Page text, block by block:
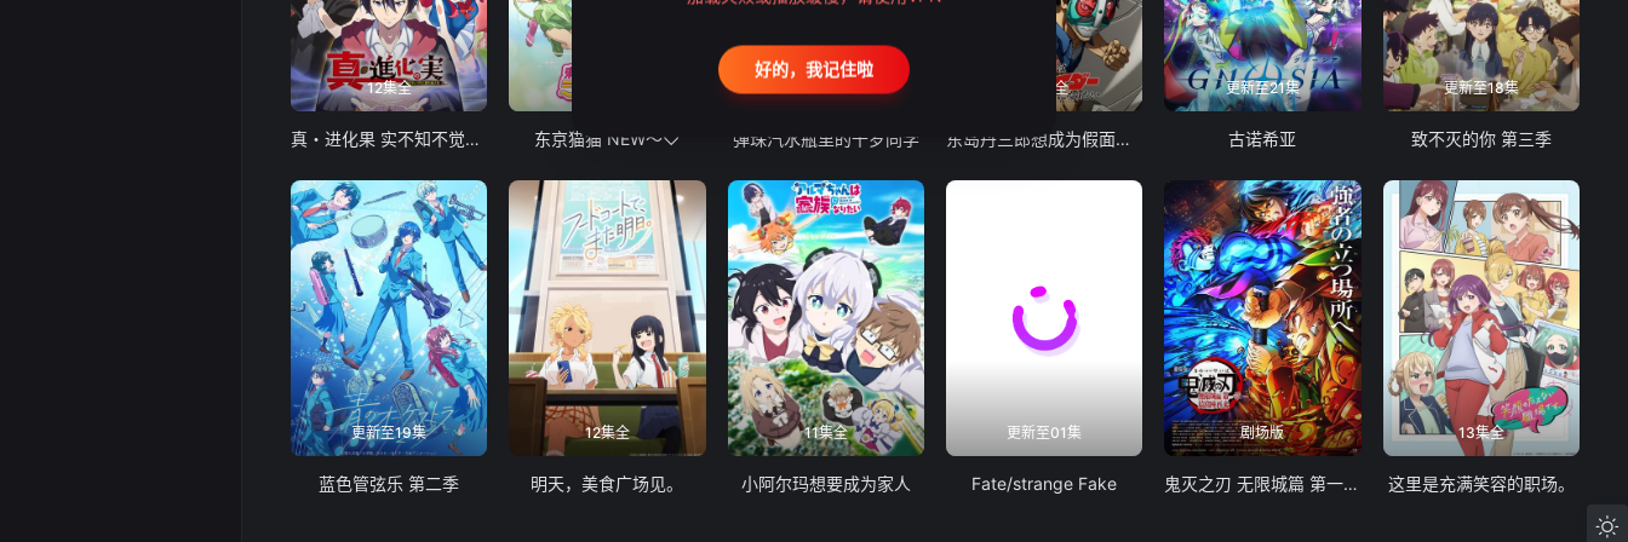
12集全
真・进化果 实不知不觉踏上胜利的人生 东京猫猫 NEW～♡ 弹珠汽水瓶里的千岁同学
24集全
东岛丹三郎想成为假面骑士
更新至21集
古诺希亚
更新至18集
致不灭的你 第三季
更新至19集
蓝色管弦乐 第二季
12集全
明天，美食广场见。
11集全
小阿尔玛想要成为家人
更新至01集
Fate/strange Fake
剧场版
鬼灭之刃 无限城篇 第一章 猗窝座再袭
13集全
这里是充满笑容的职场。
好的，我记住啦